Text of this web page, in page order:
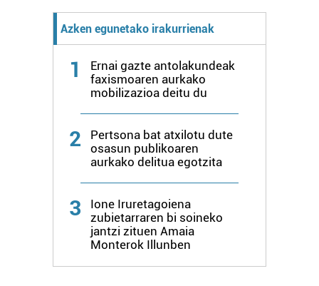
Azken egunetako irakurrienak
1
Ernai gazte antolakundeak
faxismoaren aurkako
mobilizazioa deitu du
2
Pertsona bat atxilotu dute
osasun publikoaren
aurkako delitua egotzita
3
Ione Iruretagoiena
zubietarraren bi soineko
jantzi zituen Amaia
Monterok Illunben